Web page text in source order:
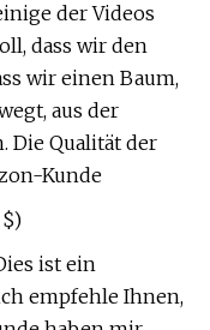
der Videos
dass wir den
wir einen Baum,
aus der
Die Qualität der
Kunde
ist ein
empfehle Ihnen,